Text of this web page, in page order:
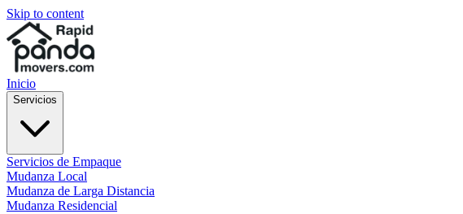
Skip to content
Inicio
Servicios
Servicios de Empaque
Mudanza Local
Mudanza de Larga Distancia
Mudanza Residencial